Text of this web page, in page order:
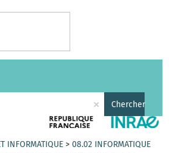
× Chercher
INFORMATIQUE >08.02 INFORMATIQUE